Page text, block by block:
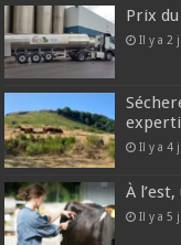
Prix
Il y a 2
Il y a 4
À
Il y a 5